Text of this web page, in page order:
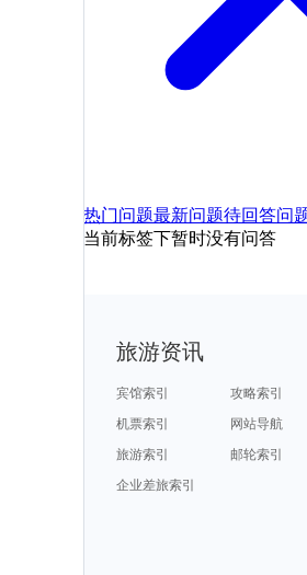
热门问题最新问题待回答问
当前标签下暂时没有问答
旅游资讯
宾馆索引
攻略索引
机票索引
网站导航
旅游索引
邮轮索引
企业差旅索引